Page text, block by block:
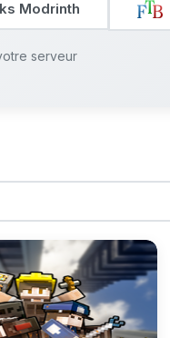
Modrinth
serveur